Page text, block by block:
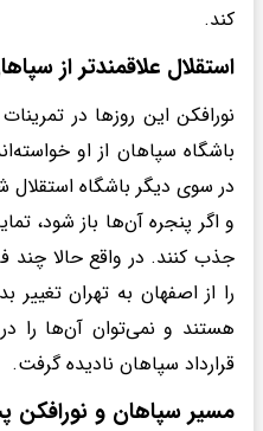
کند.
استقلال علاقمندتر از
نورافکن این روزها در
باشگاه سپاهان از او
در سوی دیگر باشگاه استقلال
و اگر پنجره آن‌ها باز شود،
جذب کنند. در واقع حالا چند
را از اصفهان به تهران تغییر
هستند و نمی‌توان آن‌ها را
قرارداد سپاهان نادیده گرفت.
مسیر سپاهان و